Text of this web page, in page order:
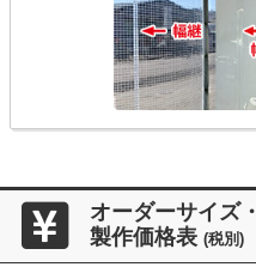
オーダーサイズ・
製作価格表 (税別)